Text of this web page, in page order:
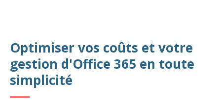
Optimiser vos coûts et votre
gestion d'Office 365 en toute
simplicité